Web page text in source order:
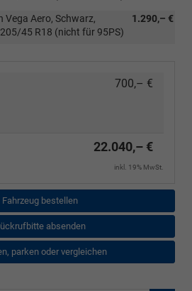
1.290,– €
Vega Aero, Schwarz,
45 R18 (nicht für 95PS)
700,– €
22.040,– €
inkl. 19% MwSt.
Fahrzeug bestellen
absenden
parken oder vergleichen